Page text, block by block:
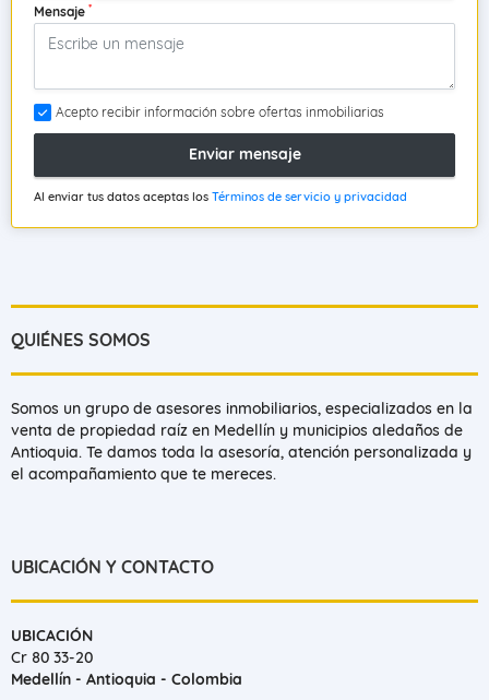
Mensaje *
Acepto recibir información sobre ofertas inmobiliarias
Enviar mensaje
Al enviar tus datos aceptas los Términos de servicio y privacidad
QUIÉNES SOMOS
Somos un grupo de asesores inmobiliarios, especializados en la
venta de propiedad raíz en Medellín y municipios aledaños de
Antioquia. Te damos toda la asesoría, atención personalizada y
el acompañamiento que te mereces.
UBICACIÓN Y CONTACTO
UBICACIÓN
Cr 80 33-20
Medellín - Antioquia - Colombia